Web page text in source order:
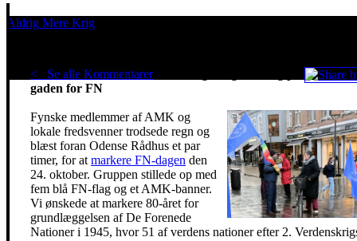
Aldrig Mere Krig
< Se alle KommentarerEn både god og våd dag på
gaden for FN
Fynske medlemmer af AMK og
lokale fredsvenner trodsede regn og
blæst foran Odense Rådhus et par
timer, for at markere FN-dagen den
24. oktober. Gruppen stillede op med
fem blå FN-flag og et AMK-banner.
Vi ønskede at markere 80-året for
grundlæggelsen af De Forenede
Nationer i 1945, hvor 51 af verdens nationer efter 2.